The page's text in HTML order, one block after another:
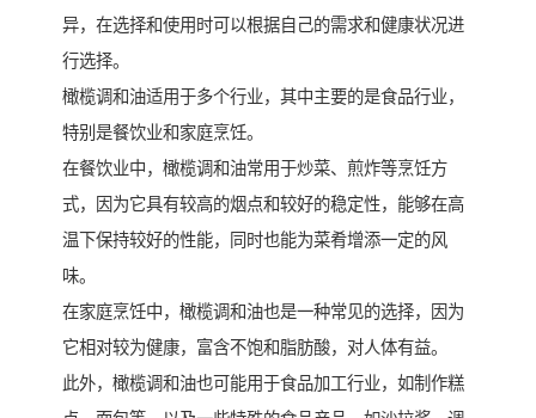
异，在选择和使用时可以根据自己的需求和健康状况进
行选择。
橄榄调和油适用于多个行业，其中主要的是食品行业，
特别是餐饮业和家庭烹饪。
在餐饮业中，橄榄调和油常用于炒菜、煎炸等烹饪方
式，因为它具有较高的烟点和较好的稳定性，能够在高
温下保持较好的性能，同时也能为菜肴增添一定的风
味。
在家庭烹饪中，橄榄调和油也是一种常见的选择，因为
它相对较为健康，富含不饱和脂肪酸，对人体有益。
此外，橄榄调和油也可能用于食品加工行业，如制作糕